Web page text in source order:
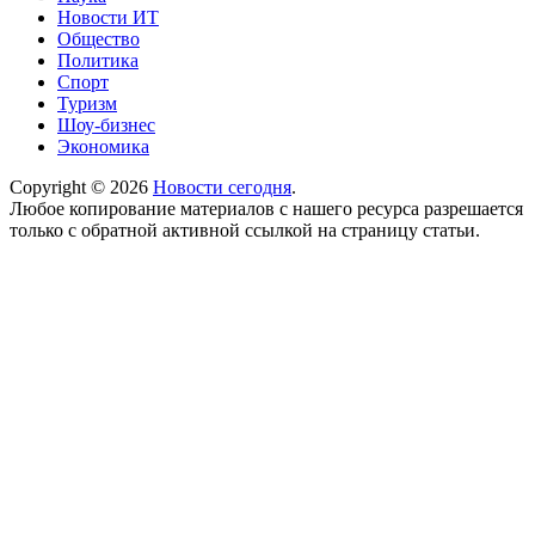
Новости ИТ
Общество
Политика
Спорт
Туризм
Шоу-бизнес
Экономика
Copyright © 2026 Новости сегодня.
Любое копирование материалов с нашего ресурса разрешается
только с обратной активной ссылкой на страницу статьи.